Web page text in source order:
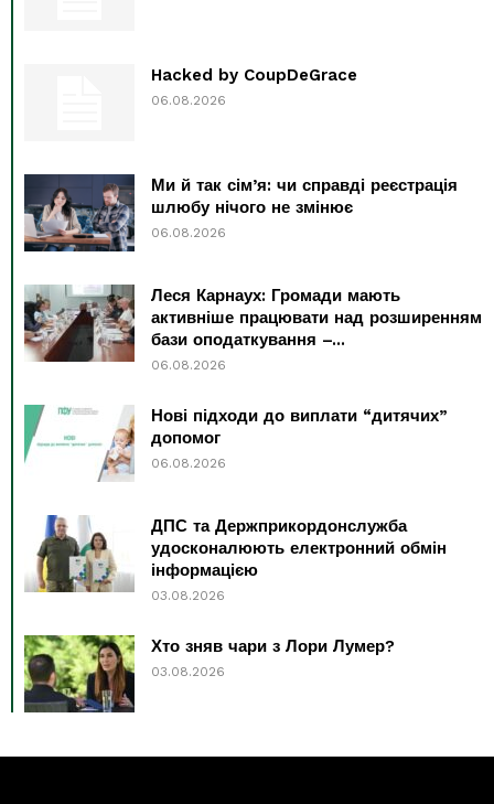
Hacked by CoupDeGrace
06.08.2026
Ми й так сім’я: чи справді реєстрація
шлюбу нічого не змінює
06.08.2026
Леся Карнаух: Громади мають
активніше працювати над розширенням
бази оподаткування –...
06.08.2026
Нові підходи до виплати “дитячих”
допомог
06.08.2026
ДПС та Держприкордонслужба
удосконалюють електронний обмін
інформацією
03.08.2026
Хто зняв чари з Лори Лумер?
03.08.2026